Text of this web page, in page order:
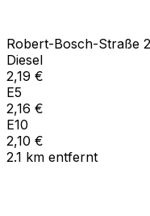
Robert-Bosch-Straße
Diesel
2,19 €
E5
2,16 €
E10
2,10 €
2.1 km entfernt